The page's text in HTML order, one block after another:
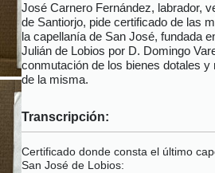
José Carnero Fernández, labrador,
de Santiorjo, pide certificado de las
la capellanía de San José, fundada
Julián de Lobios por D. Domingo
conmutación de los bienes dotales y
de la misma.
Transcripción:
Certificado donde consta el último
San José de Lobios: